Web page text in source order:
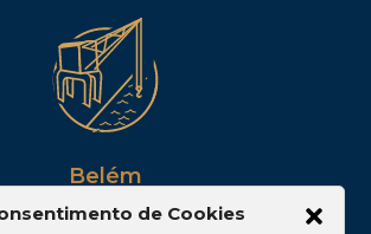
Belém
de Souza Franco, 05, Sala 2102 –
de Cookies